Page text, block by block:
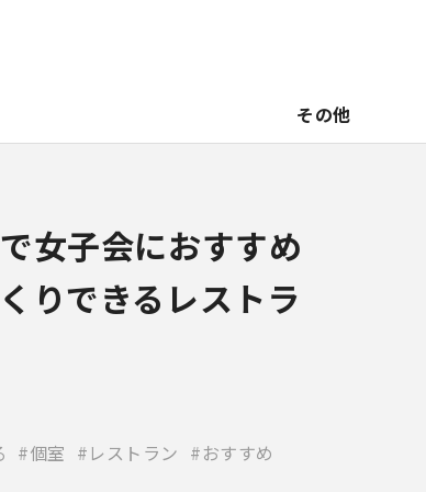
その他
女子会におすすめ
りできるレストラ
個室 レストラン
おすすめ